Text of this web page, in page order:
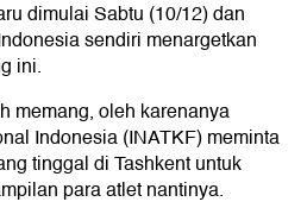
dimulai Sabtu (10/12) dan
sendiri menargetkan
ini.
memang, oleh karenanya
Indonesia (INATKF) meminta
tinggal di Tashkent untuk
para atlet nantinya.